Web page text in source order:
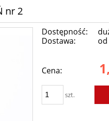
nr 2
Dostępność:
Dostawa:
od
Cena:
szt.